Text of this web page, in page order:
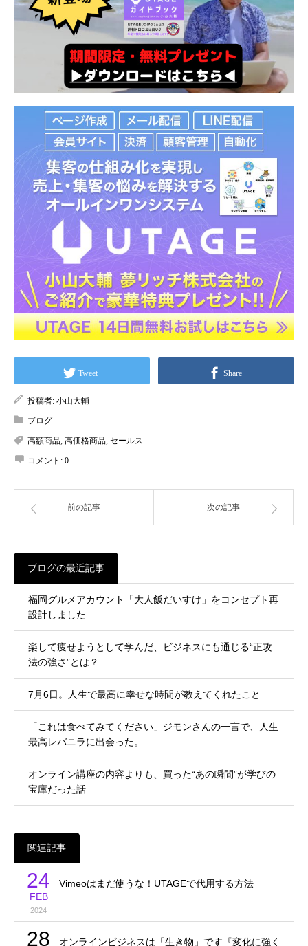
Tweet Share
投稿者: 小山大輔
ブログ
高額商品, 高価格商品, セールス
コメント: 0
前の記事 次の記事
ブログの最近記事
福岡グルメアカウント「大人飯だいすけ」をコンセプト再
設計しました
楽して痩せようとして学んだ、ビジネスにも通じる“正攻
法の強さ”とは？
7月6日。人生で最高に幸せな時間が教えてくれたこと
「これは食べてみてください」ジモンさんの一言で、人生
最高レバニラに出会った。
オンライン講座の内容よりも、買った“あの瞬間”が学びの
宝庫だった話
関連記事
24
FEB
2024
Vimeoはまだ使うな！UTAGEで代用する方法
28 オンラインビジネスは「生き物」です『変化に強く